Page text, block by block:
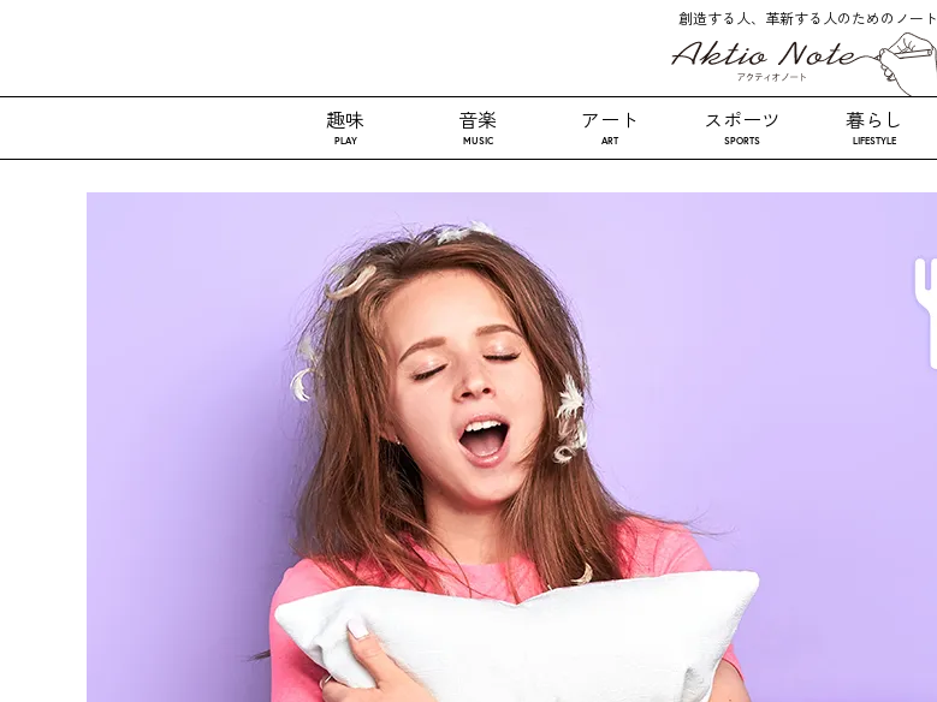
創造する人、革新する人のためのノート
趣味
PLAY
音楽
MUSIC
アート
ART
スポーツ
SPORTS
暮らし
LIFESTYLE